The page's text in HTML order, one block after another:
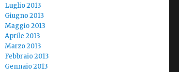
Luglio 2013
Giugno 2013
Maggio 2013
Aprile 2013
Marzo 2013
Febbraio 2013
Gennaio 2013